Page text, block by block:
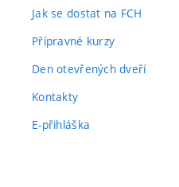
Jak se dostat na FCH
Přípravné kurzy
Den otevřených dveří
Kontakty
E-přihláška